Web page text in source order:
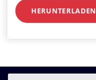
HERUNTERLADEN